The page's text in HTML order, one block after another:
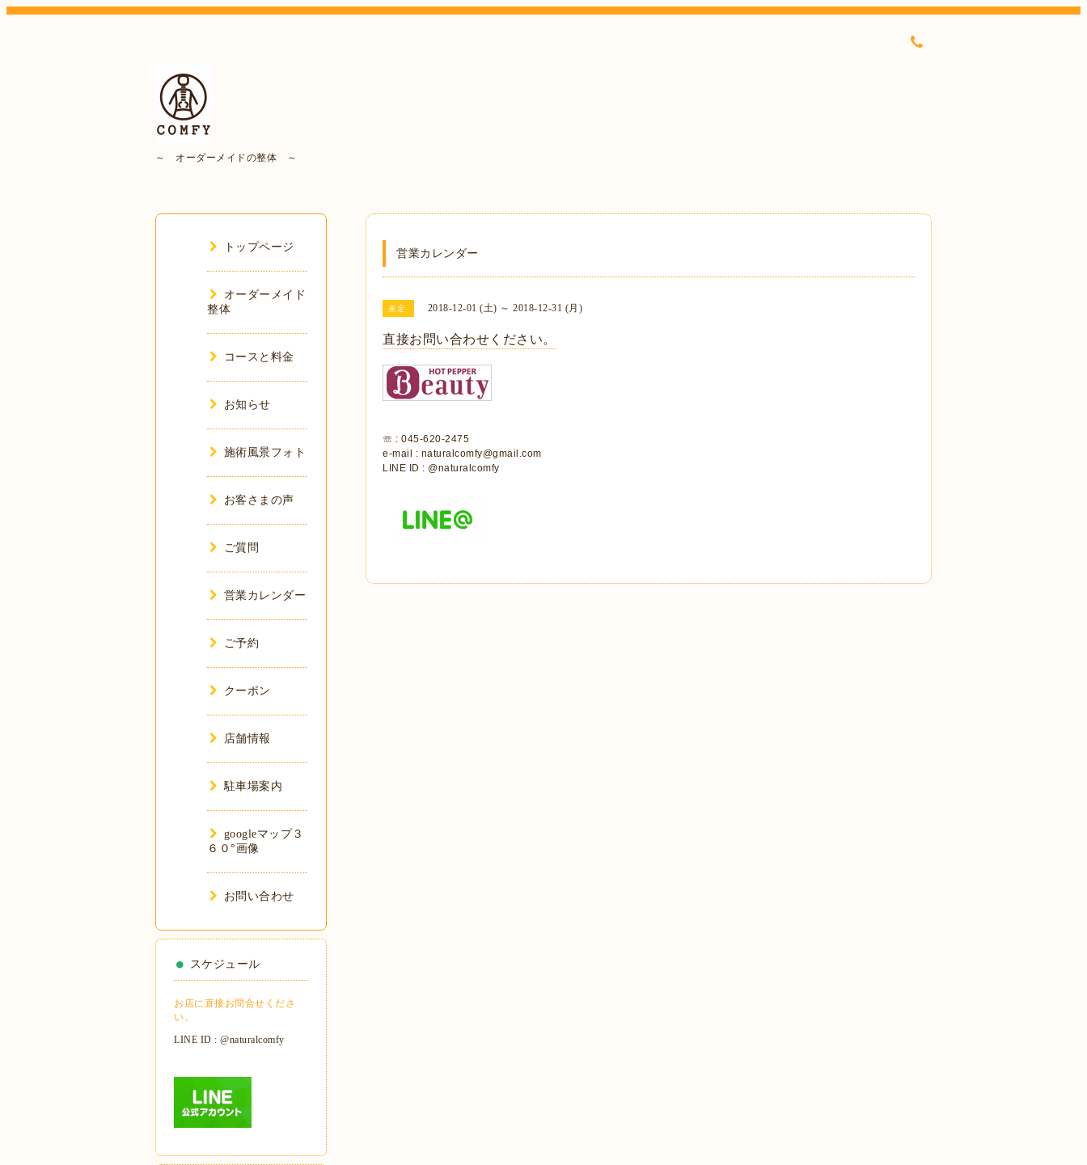
～ オーダーメイドの整体 ～
営業カレンダー
未定 2018-12-01 (土) ～ 2018-12-31 (月)
直接お問い合わせください。
☏ : 045-620-2475
e-mail : naturalcomfy@gmail.com
LINE ID : @naturalcomfy
トップページ
オーダーメイド
整体
コースと料金
お知らせ
施術風景フォト
お客さまの声
ご質問
営業カレンダー
ご予約
クーポン
店舗情報
駐車場案内
googleマップ３
６０°画像
お問い合わせ
スケジュール
お店に直接お問合せくださ
い。
LINE ID : @naturalcomfy